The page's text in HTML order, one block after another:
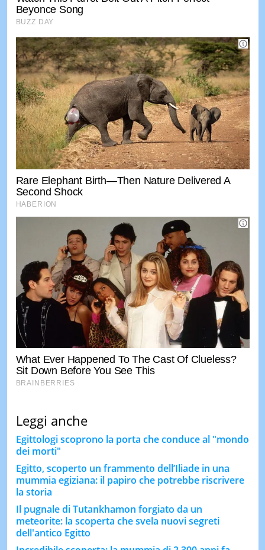
Leggi anche
Egittologi scoprono la porta che conduce al "mondo
dei morti"
Egitto, scoperto un frammento dell’Iliade in una
mummia egiziana: il papiro che potrebbe riscrivere
la storia
Il pugnale di Tutankhamon forgiato da un
meteorite: la scoperta che svela nuovi segreti
dell'antico Egitto